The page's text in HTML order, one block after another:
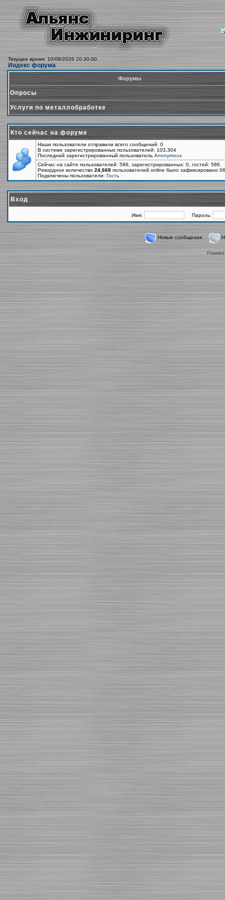
Текущее время: 10/08/2026 10:30:00
Индекс форума
Форумы
Опросы
Услуги по металлобработке
Кто сейчас на форуме
Наши пользователи отправили всего сообщений: 0
В системе зарегистрированных пользователей: 103,304
Последний зарегистрированный пользователь Anonymous
Сейчас на сайте пользователей: 586, зарегистрированных: 0, гостей:
Рекордное количество 24,668 пользователей online было зафиксировано
Подключены пользователи: Гость
Вход
Имя: Пароль:
Новые сообщения